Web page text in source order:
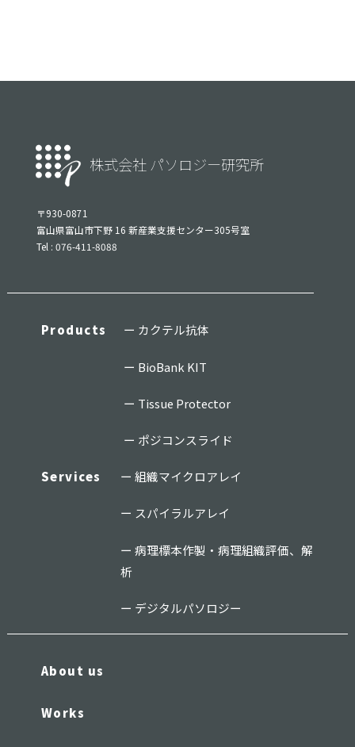
株式会社 パソロジー研究所
〒930-0871
富山県富山市下野 16 新産業支援センター305号室
Tel : 076-411-8088
Products カクテル抗体
BioBank KIT
Tissue Protector
ポジコンスライド
Services 組織マイクロアレイ
スパイラルアレイ
病理標本作製・病理組織評価、解
析
デジタルパソロジー
About us
Works